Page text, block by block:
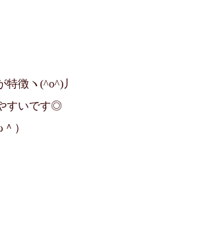
特徴ヽ(^o^)丿
すいです◎
）